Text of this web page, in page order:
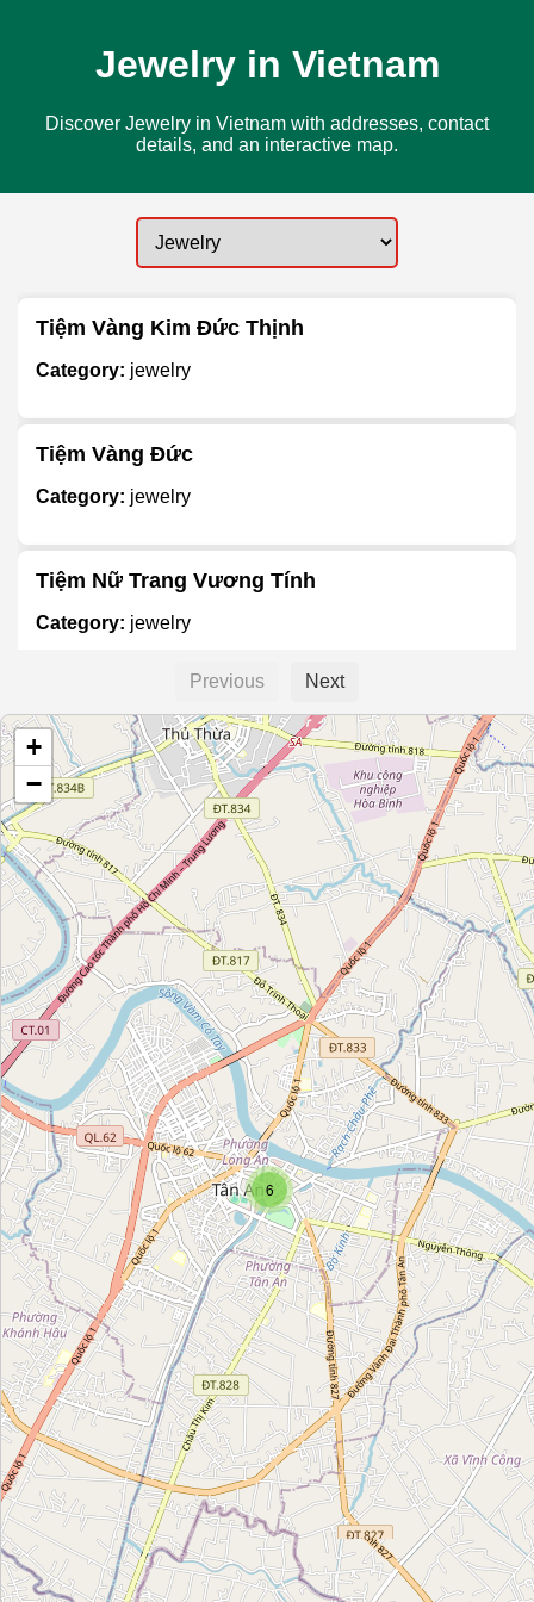
Jewelry in Vietnam
Discover Jewelry in Vietnam with addresses, contact
details, and an interactive map.
Tiệm Vàng Kim Đức Thịnh
Category: jewelry
Tiệm Vàng Đức
Category: jewelry
Tiệm Nữ Trang Vương Tính
Category: jewelry
Category:jewelry
Tiệm Vàng Kim Sang
Category:jewelry
Unnamed Location
Category:jewelry
Cửa Hàng Trang Sức Hà Tâm
Category: jewelry
Watch 7 Lộc
Category:jewelry
Tiệm vàng Đông Nam
Category:jewelry
Tiệm vàng Kim Yến
Category: jewelry
Previous Next
6
+
−